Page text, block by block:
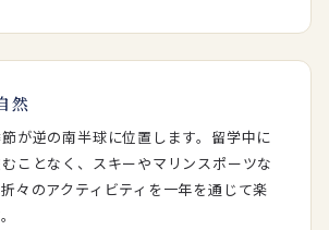
然
が逆の南半球に位置します。留学中に
ことなく、スキーやマリンスポーツな
々のアクティビティを一年を通じて楽